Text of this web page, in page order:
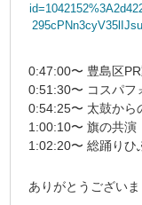
0:47:00〜 豊島区
0:51:30〜 コスパフ
0:54:25〜 太鼓から
1:00:10〜 旗の共演
1:02:20〜 総踊りひ
ありがとうございま